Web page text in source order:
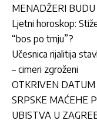
MENADŽERI BUDU
Ljetni horoskop:
“bos po trnju”?
Učesnica rijalitija
– cimeri zgroženi
OTKRIVEN DATUM
SRPSKE MAĆEHE
UBISTVA U